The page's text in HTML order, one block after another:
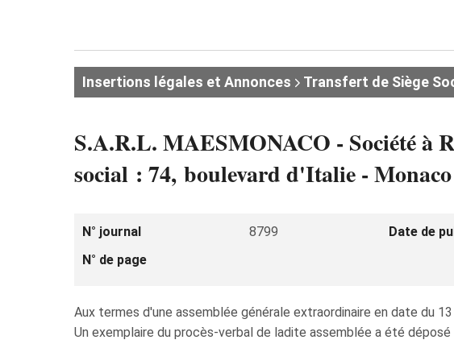
Insertions légales et Annonces Transfert de Siège
S.A.R.L. MAESMONACO - Société à
social : 74, boulevard d'Italie -
N° journal 8799 Date de
N° de page
Aux termes d'une assemblée générale extraordinaire en date du
Un exemplaire du procès-verbal de ladite assemblée a été